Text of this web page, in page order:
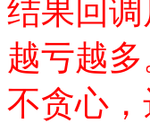
结果回
越亏越
不贪心